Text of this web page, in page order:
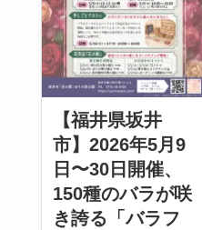
【福井県坂井
市】2026年5月9
日〜30日開催、
150種のバラが咲
き誇る「バラフ